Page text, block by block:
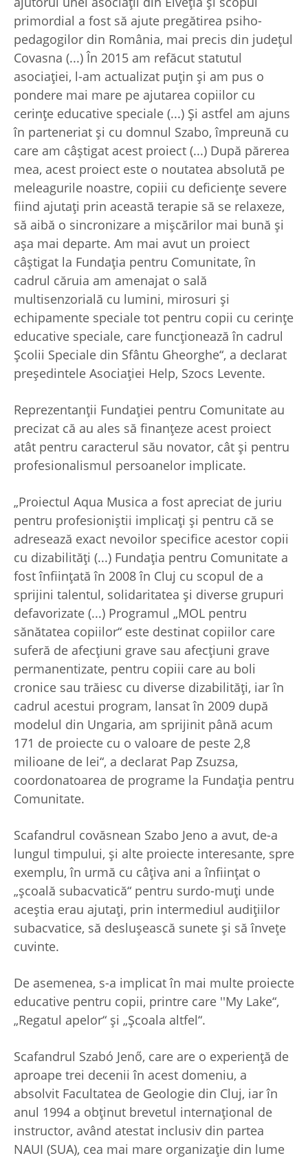
primordial a fost să ajute pregătirea psiho-
pedagogilor din România, mai precis din judeţul
Covasna (...) În 2015 am refăcut statutul
asociaţiei, l-am actualizat puţin şi am pus o
pondere mai mare pe ajutarea copiilor cu
cerinţe educative speciale (...) Şi astfel am ajuns
în parteneriat şi cu domnul Szabo, împreună cu
care am câştigat acest proiect (...) După părerea
mea, acest proiect este o noutatea absolută pe
meleagurile noastre, copiii cu deficienţe severe
fiind ajutaţi prin această terapie să se relaxeze,
să aibă o sincronizare a mişcărilor mai bună şi
aşa mai departe. Am mai avut un proiect
câştigat la Fundaţia pentru Comunitate, în
cadrul căruia am amenajat o sală
multisenzorială cu lumini, mirosuri şi
echipamente speciale tot pentru copii cu cerinţe
educative speciale, care funcţionează în cadrul
Şcolii Speciale din Sfântu Gheorghe“, a declarat
preşedintele Asociaţiei Help, Szocs Levente.
Reprezentanţii Fundaţiei pentru Comunitate au
precizat că au ales să finanţeze acest proiect
atât pentru caracterul său novator, cât şi pentru
profesionalismul persoanelor implicate.
„Proiectul Aqua Musica a fost apreciat de juriu
pentru profesioniştii implicaţi şi pentru că se
adresează exact nevoilor specifice acestor copii
cu dizabilităţi (...) Fundaţia pentru Comunitate a
fost înfiinţată în 2008 în Cluj cu scopul de a
sprijini talentul, solidaritatea şi diverse grupuri
defavorizate (...) Programul „MOL pentru
sănătatea copiilor“ este destinat copiilor care
suferă de afecţiuni grave sau afecţiuni grave
permanentizate, pentru copiii care au boli
cronice sau trăiesc cu diverse dizabilităţi, iar în
cadrul acestui program, lansat în 2009 după
modelul din Ungaria, am sprijinit până acum
171 de proiecte cu o valoare de peste 2,8
milioane de lei“, a declarat Pap Zsuzsa,
coordonatoarea de programe la Fundaţia pentru
Comunitate.
Scafandrul covăsnean Szabo Jeno a avut, de-a
lungul timpului, şi alte proiecte interesante, spre
exemplu, în urmă cu câţiva ani a înfiinţat o
„şcoală subacvatică“ pentru surdo-muţi unde
aceştia erau ajutaţi, prin intermediul audiţiilor
subacvatice, să desluşească sunete şi să înveţe
cuvinte.
De asemenea, s-a implicat în mai multe proiecte
educative pentru copii, printre care ''My Lake“,
„Regatul apelor“ şi „Şcoala altfel“.
Scafandrul Szabó Jenő, care are o experienţă de
aproape trei decenii în acest domeniu, a
absolvit Facultatea de Geologie din Cluj, iar în
anul 1994 a obţinut brevetul internaţional de
instructor, având atestat inclusiv din partea
NAUI (SUA), cea mai mare organizaţie din lume